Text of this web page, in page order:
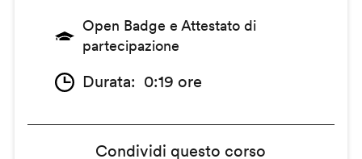
Open Badge e Attestato di
partecipazione
Durata 0:19 ore
Condividi questo corso